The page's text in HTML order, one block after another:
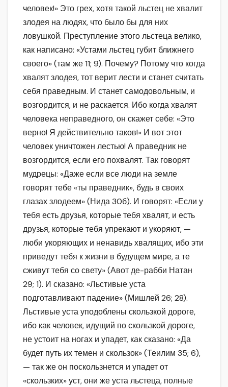
человек!» Это грех, хотя такой льстец не хвалит
злодея на людях, что было бы для них
ловушкой. Преступление этого льстеца велико,
как написано: «Устами льстец губит ближнего
своего» (там же 11; 9). Почему? Потому что когда
хвалят злодея, тот верит лести и станет считать
себя праведным. И станет самодовольным, и
возгордится, и не раскается. Ибо когда хвалят
человека неправедного, он скажет себе: «Это
верно! Я действительно таков!» И вот этот
человек уничтожен лестью! А праведник не
возгордится, если его похвалят. Так говорят
мудрецы: «Даже если все люди на земле
говорят тебе «ты праведник», будь в своих
глазах злодеем» (Нида 30б). И говорят: «Если у
тебя есть друзья, которые тебя хвалят, и есть
друзья, которые тебя упрекают и укоряют, —
люби укоряющих и ненавидь хвалящих, ибо эти
приведут тебя к жизни в будущем мире, а те
сживут тебя со свету» (Авот де-рабби Натан
29; 1). И сказано: «Льстивые уста
подготавливают падение» (Мишлей 26; 28).
Льстивые уста уподоблены скользкой дороге,
ибо как человек, идущий по скользкой дороге,
не устоит на ногах и упадет, как сказано: «Да
будет путь их темен и скользок» (Теилим 35; 6),
— так же он поскользнется и упадет от
«скользких» уст, они же уста льстеца, полные